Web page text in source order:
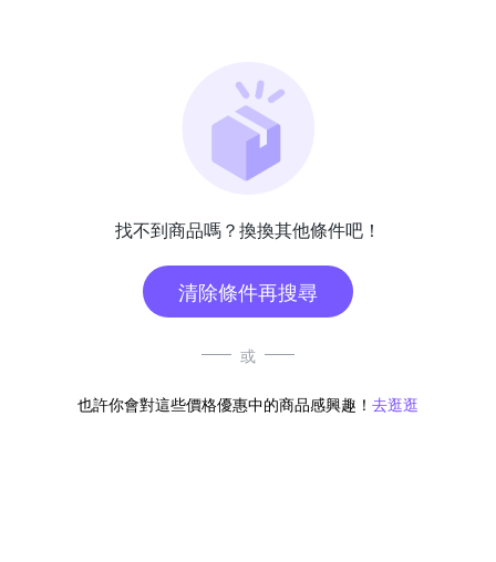
找不到商品嗎？換換其他條件吧！
清除條件再搜尋
或
也許你會對這些價格優惠中的商品感興趣！ 去逛逛